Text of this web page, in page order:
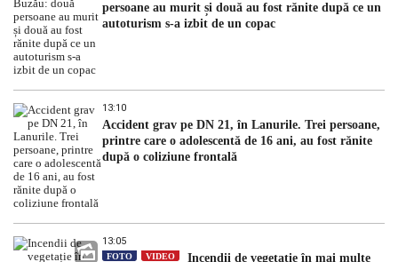
persoane au murit și două au fost rănite după ce un
autoturism s-a izbit de un copac
13:10
Accident grav pe DN 21, în Lanurile. Trei persoane,
printre care o adolescentă de 16 ani, au fost rănite
după o coliziune frontală
13:05
FOTO VIDEO Incendii de vegetație în mai multe